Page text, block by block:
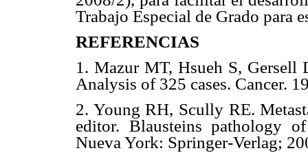
Trabajo Especial de Grado para
REFERENCIAS
1. Mazur MT, Hsueh S, Gersell
Analysis of 325 cases.
2. Young RH, Scully RE.
editor. Blausteins pathology
Nueva York: Springer-